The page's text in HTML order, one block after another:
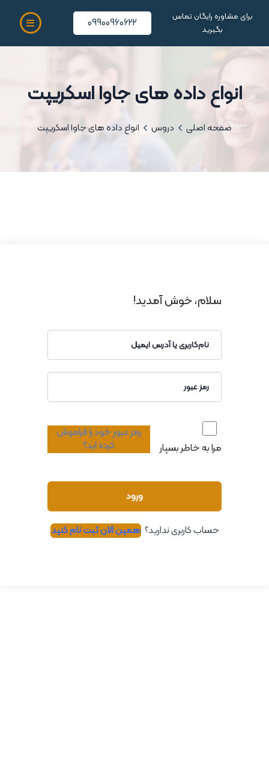
برای مشاوره رایگان تماس
بگیرید
09900960622
انواع داده های جاوا اسکریپت
صفحه اصلی دروس انواع داده های جاوا اسکریپت
سلام، خوش آمدید!
مرا به خاطر بسپار
رمز عبور خود را فراموش
کرده اید؟
ورود
حساب کاربری ندارید؟همین الان ثبت نام کنید